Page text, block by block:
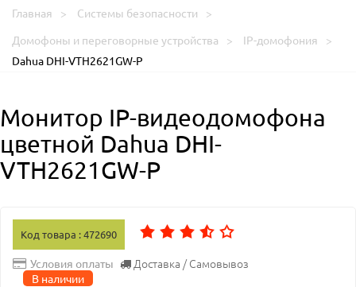
Главная
Системы безопасности
Домофоны и переговорные устройства
IP-домофония
Dahua DHI-VTH2621GW-P
Монитор IP-видеодомофона
цветной Dahua DHI-
VTH2621GW-P
Код товара : 472690
Условия оплаты Доставка / Самовывоз
В наличии